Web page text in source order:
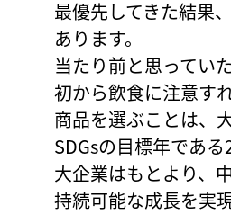
最優先してきた結果
あります。
当たり前と思ってい
初から飲食に注意す
商品を選ぶことは、
SDGsの目標年であ
大企業はもとより、
持続可能な成長を実